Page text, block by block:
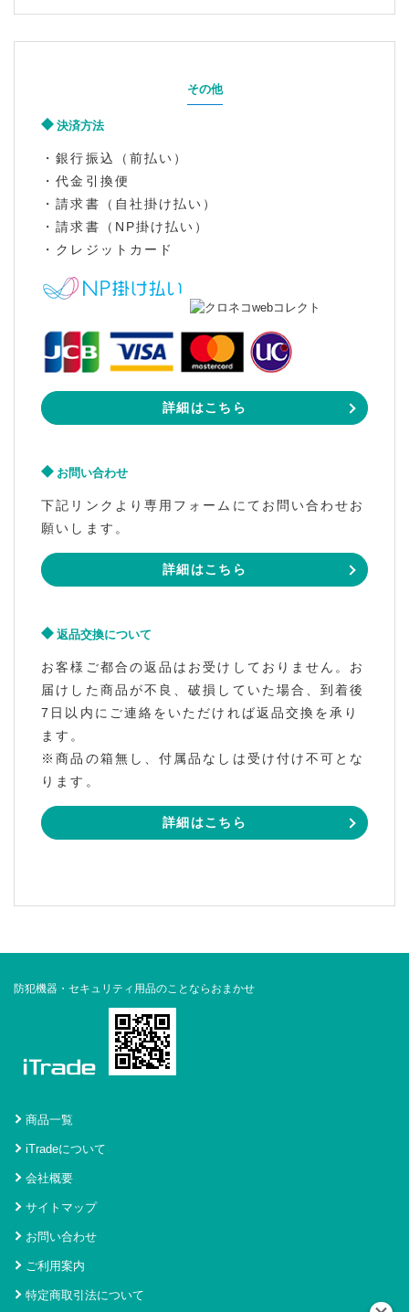
その他
決済方法
・銀行振込（前払い）
・代金引換便
・請求書（自社掛け払い）
・請求書（NP掛け払い）
・クレジットカード
詳細はこちら
お問い合わせ
下記リンクより専用フォームにてお問い合わせお
願いします。
詳細はこちら
返品交換について
お客様ご都合の返品はお受けしておりません。お
届けした商品が不良、破損していた場合、到着後
7日以内にご連絡をいただければ返品交換を承り
ます。
※商品の箱無し、付属品なしは受け付け不可とな
ります。
詳細はこちら
防犯機器・セキュリティ用品のことならおまかせ
商品一覧
iTradeについて
会社概要
サイトマップ
お問い合わせ
ご利用案内
特定商取引法について